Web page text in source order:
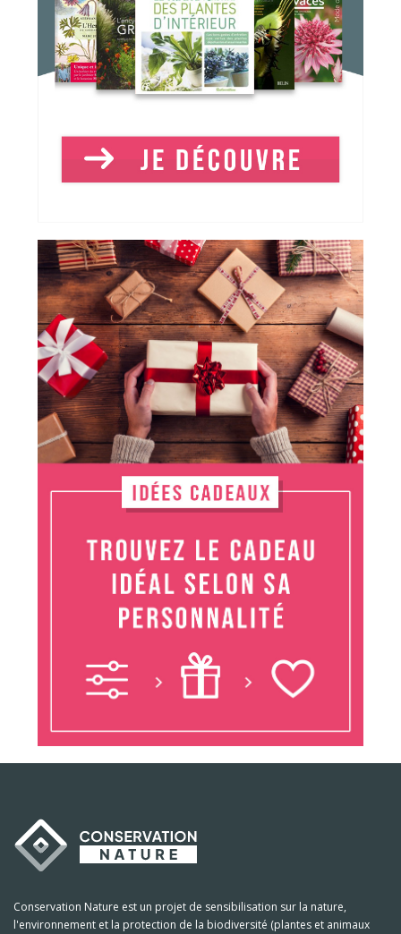
Conservation Nature est un projet de sensibilisation sur la nature,
l'environnement et la protection de la biodiversité (plantes et animaux